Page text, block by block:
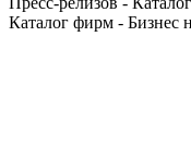
Каталог фирм - Бизнес